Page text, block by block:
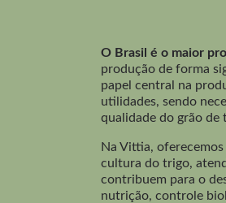
O Brasil é o maior
produção de forma
papel central na
utilidades, sendo
qualidade do grão de
Na Vittia,
cultura do trigo,
contribuem para o
nutrição, controle